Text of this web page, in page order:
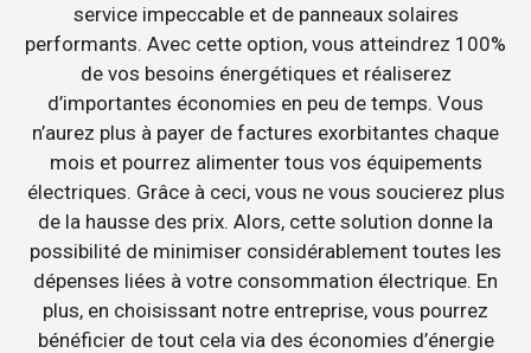
service impeccable et de panneaux solaires
performants. Avec cette option, vous atteindrez 100%
de vos besoins énergétiques et réaliserez
d’importantes économies en peu de temps. Vous
n’aurez plus à payer de factures exorbitantes chaque
mois et pourrez alimenter tous vos équipements
électriques. Grâce à ceci, vous ne vous soucierez plus
de la hausse des prix. Alors, cette solution donne la
possibilité de minimiser considérablement toutes les
dépenses liées à votre consommation électrique. En
plus, en choisissant notre entreprise, vous pourrez
bénéficier de tout cela via des économies d’énergie